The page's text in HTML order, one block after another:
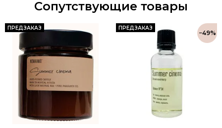
Сопутствующие товары
ПРЕДЗАКАЗ ПРЕДЗАКАЗ
−49%